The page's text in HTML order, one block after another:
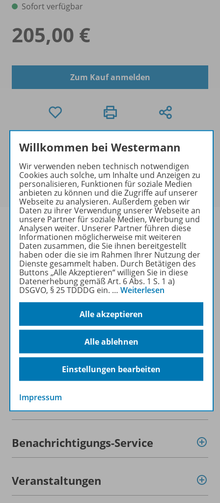
Sofort verfügbar
205,00 €
Zum Kauf anmelden
Exklusiv für Schulen
Dieses Produkt kann nur über das Benutzerkonto
der Schule bestellt werden. Ihre/n Ansprechpartner/-
in des Benutzerkontos der Schule finden Sie in in der
Kontoführung unterMeine Schulen.
Produktinformationen
Beschreibung
Lizenzbedingungen
Zugehörige Produkte
Demoversion
Benachrichtigungs-Service
Veranstaltungen
Willkommen bei Westermann
Wir verwenden neben technisch notwendigen
Cookies auch solche, um Inhalte und Anzeigen zu
personalisieren, Funktionen für soziale Medien
anbieten zu können und die Zugriffe auf unserer
Webseite zu analysieren. Außerdem geben wir
Daten zu ihrer Verwendung unserer Webseite an
unsere Partner für soziale Medien, Werbung und
Analysen weiter. Unserer Partner führen diese
Informationen möglicherweise mit weiteren
Daten zusammen, die Sie ihnen bereitgestellt
haben oder die sie im Rahmen Ihrer Nutzung der
Dienste gesammelt haben. Durch Betätigen des
Buttons „Alle Akzeptieren“ willigen Sie in diese
Datenerhebung gemäß Art. 6 Abs. 1 S. 1 a)
DSGVO, § 25 TDDDG ein. … Weiterlesen
Alle akzeptieren
Alle ablehnen
Einstellungen bearbeiten
Impressum